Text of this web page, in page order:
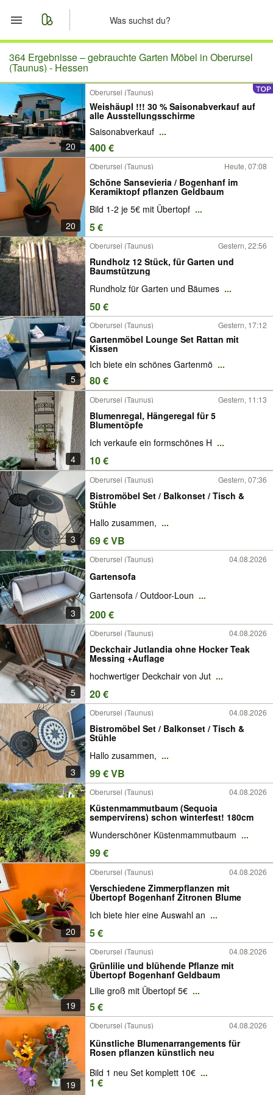
Start
Merkliste
Nachrichten
Anzeige aufgeben
364 Ergebnisse –gebrauchte Garten Möbel in Oberursel
(Taunus) - Hessen
20
Oberursel (Taunus)
Weishäupl !!! 30 % Saisonabverkauf auf
alle Ausstellungsschirme
Saisonabverkauf ...
400 €
20
Oberursel (Taunus) Heute, 07:08
Schöne Sansevieria / Bogenhanf im
Keramiktopf pflanzen Geldbaum
Bild 1-2 je 5€ mit Übertopf ...
5 €
Oberursel (Taunus) Gestern, 22:56
Rundholz 12 Stück, für Garten und
Baumstützung
Rundholz für Garten und Bäumes ...
50 €
5
Oberursel (Taunus) Gestern, 17:12
Gartenmöbel Lounge Set Rattan mit
Kissen
Ich biete ein schönes Gartenmö ...
80 €
4
Oberursel (Taunus) Gestern, 11:13
Blumenregal, Hängeregal für 5
Blumentöpfe
Ich verkaufe ein formschönes H ...
10 €
3
Oberursel (Taunus) Gestern, 07:36
Bistromöbel Set / Balkonset / Tisch &
Stühle
Hallo zusammen, ...
69 € VB
3
Oberursel (Taunus) 04.08.2026
Gartensofa
Gartensofa / Outdoor-Loun ...
200 €
5
Oberursel (Taunus) 04.08.2026
Deckchair Jutlandia ohne Hocker Teak
Messing +Auflage
hochwertiger Deckchair von Jut ...
20 €
3
Oberursel (Taunus) 04.08.2026
Bistromöbel Set / Balkonset / Tisch &
Stühle
Hallo zusammen, ...
99 € VB
Oberursel (Taunus) 04.08.2026
Küstenmammutbaum (Sequoia
sempervirens) schon winterfest! 180cm
Wunderschöner Küstenmammutbaum ...
99 €
20
Oberursel (Taunus) 04.08.2026
Verschiedene Zimmerpflanzen mit
Übertopf Bogenhanf Zitronen Blume
Ich biete hier eine Auswahl an ...
5 €
19
Oberursel (Taunus) 04.08.2026
Grünlilie und blühende Pflanze mit
Übertopf Bogenhanf Geldbaum
Lilie groß mit Übertopf 5€ ...
5 €
19
Oberursel (Taunus) 04.08.2026
Künstliche Blumenarrangements für
Rosen pflanzen künstlich neu
Bild 1 neu Set komplett 10€ ...
1 €